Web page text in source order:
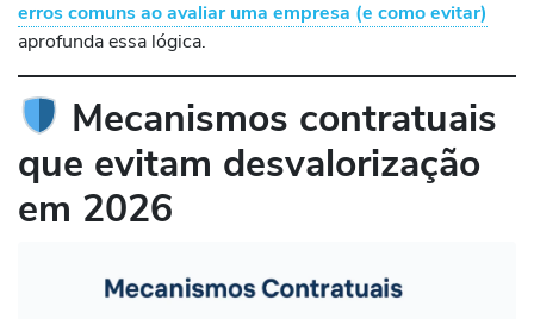
erros comuns ao avaliar uma empresa (e como evitar)
aprofunda essa lógica.
Mecanismos contratuais
que evitam desvalorização
em 2026